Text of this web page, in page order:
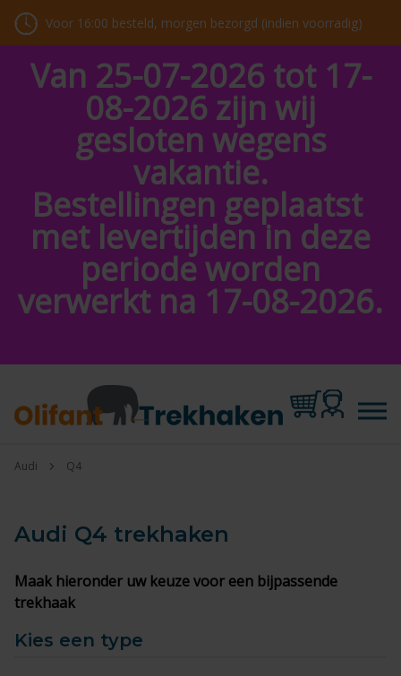
Voor 16:00 besteld, morgen bezorgd (indien voorradig)
Van 25-07-2026 tot 17-
08-2026 zijn wij
gesloten wegens
vakantie.
Bestellingen geplaatst
met levertijden in deze
periode worden
verwerkt na 17-08-2026.
Audi Q4
Audi Q4 trekhaken
Maak hieronder uw keuze voor een bijpassende
trekhaak
Kies een type